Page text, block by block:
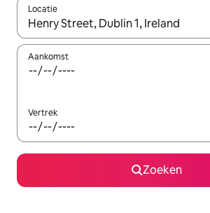
Locatie
Wanneer er suggesties beschikbaar
Aankomst
Vertrek
Zoeken